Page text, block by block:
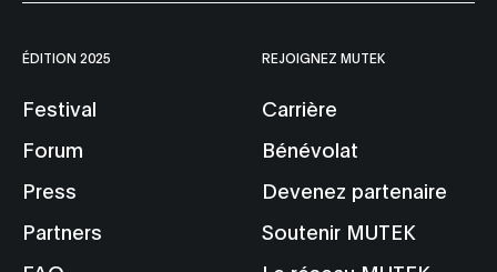
ÉDITION 2025
Festival
Forum
Press
Partners
REJOIGNEZ MUTEK
Carrière
Bénévolat
Devenez partenaire
Soutenir MUTEK